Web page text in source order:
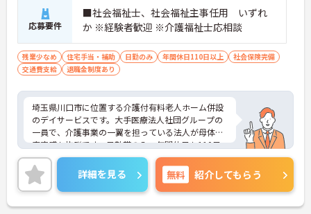
応募要件
■社会福祉士、社会福祉主事任用 いずれ
か ※経験者歓迎 ※介護福祉士応相談
残業少なめ 住宅手当・補助 日勤のみ 年間休日110日以上
社会保険完備
交通費支給
退職金制度あり
埼玉県川口市に位置する介護付有料老人ホーム併設
のデイサービスです。大手医療法人社団グループの
一員で、介護事業の一翼を担っている法人が母体で
安定感も抜群です。日勤帯のみ、年間休日も110日
あり、オンオフメリハリつけて働けます。賞与は4ヶ
月の支給実績もあり、頑張りがしっかりと反映され
るのも魅力です。ご興味のある方には、面接対策ポ
イントなど、さらに詳細をお話しいたしますのでお
気軽にご相談ください！
詳細を見る 無料 紹介してもらう